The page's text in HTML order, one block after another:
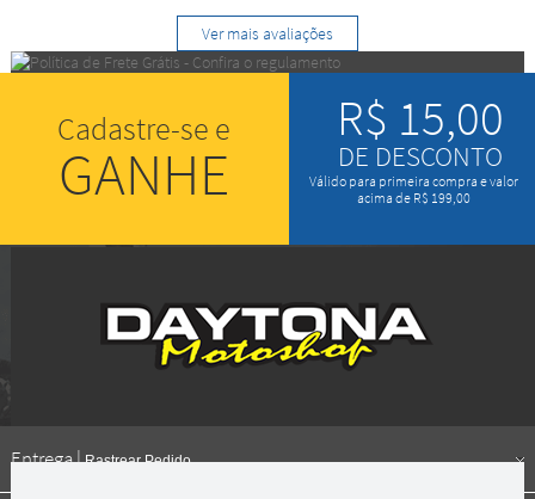
Ver mais avaliações
Cadastre-se e
GANHE
R$ 15,00
DE DESCONTO
Válido para primeira compra e valor
acima de R$ 199,00
Entrega |Rastrear Pedido